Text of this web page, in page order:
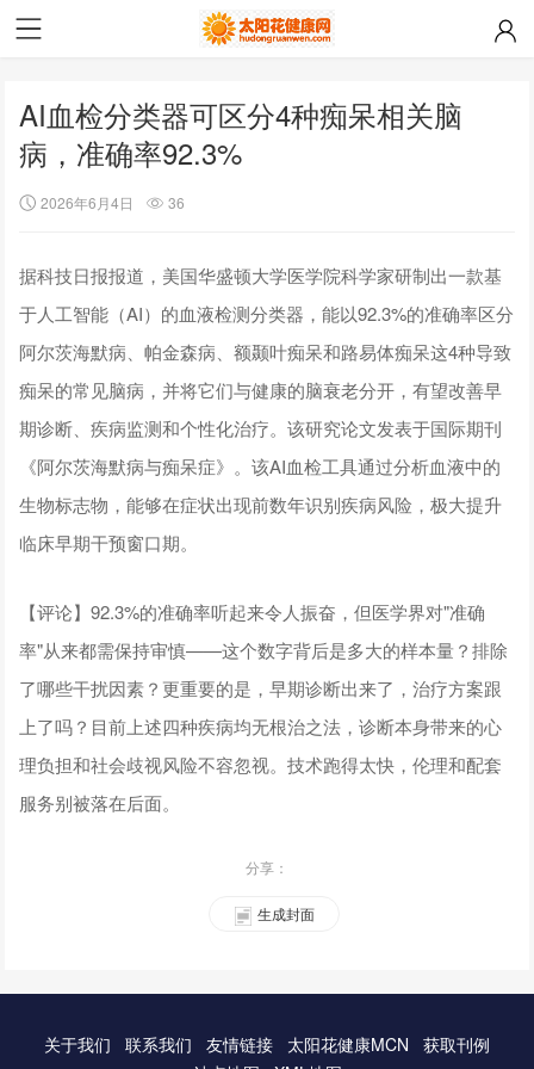
AI血检分类器可区分4种痴呆相关脑
病，准确率92.3%
2026年6月4日 36
据科技日报报道，美国华盛顿大学医学院科学家研制出一款基
于人工智能（AI）的血液检测分类器，能以92.3%的准确率区分
阿尔茨海默病、帕金森病、额颞叶痴呆和路易体痴呆这4种导致
痴呆的常见脑病，并将它们与健康的脑衰老分开，有望改善早
期诊断、疾病监测和个性化治疗。该研究论文发表于国际期刊
《阿尔茨海默病与痴呆症》。该AI血检工具通过分析血液中的
生物标志物，能够在症状出现前数年识别疾病风险，极大提升
临床早期干预窗口期。
【评论】92.3%的准确率听起来令人振奋，但医学界对"准确
率"从来都需保持审慎——这个数字背后是多大的样本量？排除
了哪些干扰因素？更重要的是，早期诊断出来了，治疗方案跟
上了吗？目前上述四种疾病均无根治之法，诊断本身带来的心
理负担和社会歧视风险不容忽视。技术跑得太快，伦理和配套
服务别被落在后面。
分享：
生成封面
关于我们 联系我们 友情链接 太阳花健康MCN
获取刊例